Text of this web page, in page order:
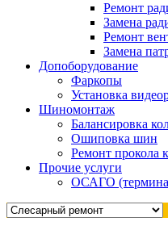
Ремонт
Замена
Ремонт
Замена
Допоборудование
Фаркопы
Установка
Шиномонтаж
Балансировка
Ошиповка шин
Ремонт прокола
Прочие услуги
ОСАГО